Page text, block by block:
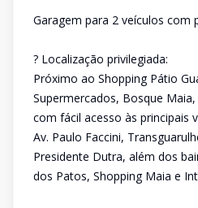
Garagem para 2 veículos
? Localização privilegiada:
Próximo ao Shopping Pátio
Supermercados, Bosque
com fácil acesso às principais
Av. Paulo Faccini,
Presidente Dutra, além dos
dos Patos, Shopping Maia e